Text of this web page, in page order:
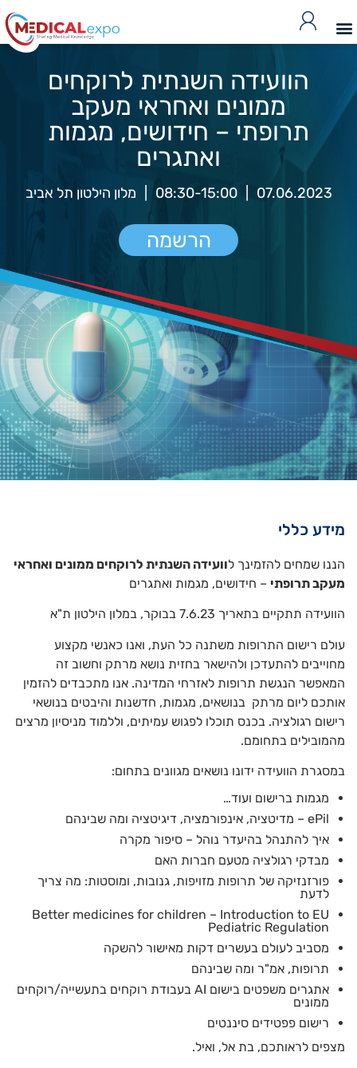
הוועידה השנתית לרוקחים
ממונים ואחראי מעקב
תרופתי – חידושים, מגמות
ואתגרים
07.06.2023
08:30-15:00 מלון הילטון תל אביב
הרשמה
מידע כללי
הננו שמחים להזמינך לוועידה השנתית לרוקחים ממונים ואחראי
מעקב תרופתי – חידושים, מגמות ואתגרים
הוועידה תתקיים בתאריך 7.6.23 בבוקר, במלון הילטון ת"א
עולם רישום התרופות משתנה כל העת, ואנו כאנשי מקצוע
מחוייבים להתעדכן ולהישאר בחזית נושא מרתק וחשוב זה
המאפשר הנגשת תרופות לאזרחי המדינה. אנו מתכבדים להזמין
אותכם ליום מרתק בנושאים, מגמות, חדשנות והיבטים בנושאי
רישום רגולציה. בכנס תוכלו לפגוש עמיתים, וללמוד מניסיון מרצים
מהמובילים בתחומם.
במסגרת הוועידה ידונו נושאים מגוונים בתחום:
מגמות ברישום ועוד…
ePil – מדיטציה, אינפורמציה, דיגיטציה ומה שבינהם
איך להתנהל בהיעדר נוהל – סיפור מקרה
מבדקי רגולציה מטעם חברות האם
פורזנזיקה של תרופות מזויפות, גנובות, ומוסטות: מה צריך
לדעת
Better medicines for children – Introduction to EU
Pediatric Regulation
מסביב לעולם בעשרים דקות מאישור להשקה
תרופות, אמ"ר ומה שבינהם
אתגרים משפטים בישום AI בעבודת רוקחים בתעשייה/רוקחים
ממונים
רישום פפטידים סיננטים
מצפים לראותכם, בת אל, ואיל.